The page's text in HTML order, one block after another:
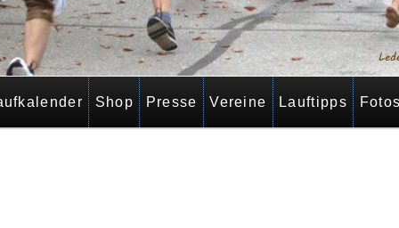
Shop Presse Vereine Lauftipps